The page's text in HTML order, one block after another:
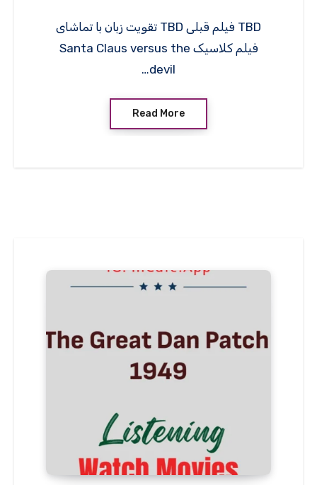
TBD فیلم قبلی TBD تقویت زبان با تماشای
فیلم کلاسیک Santa Claus versus the
devil…
Read More